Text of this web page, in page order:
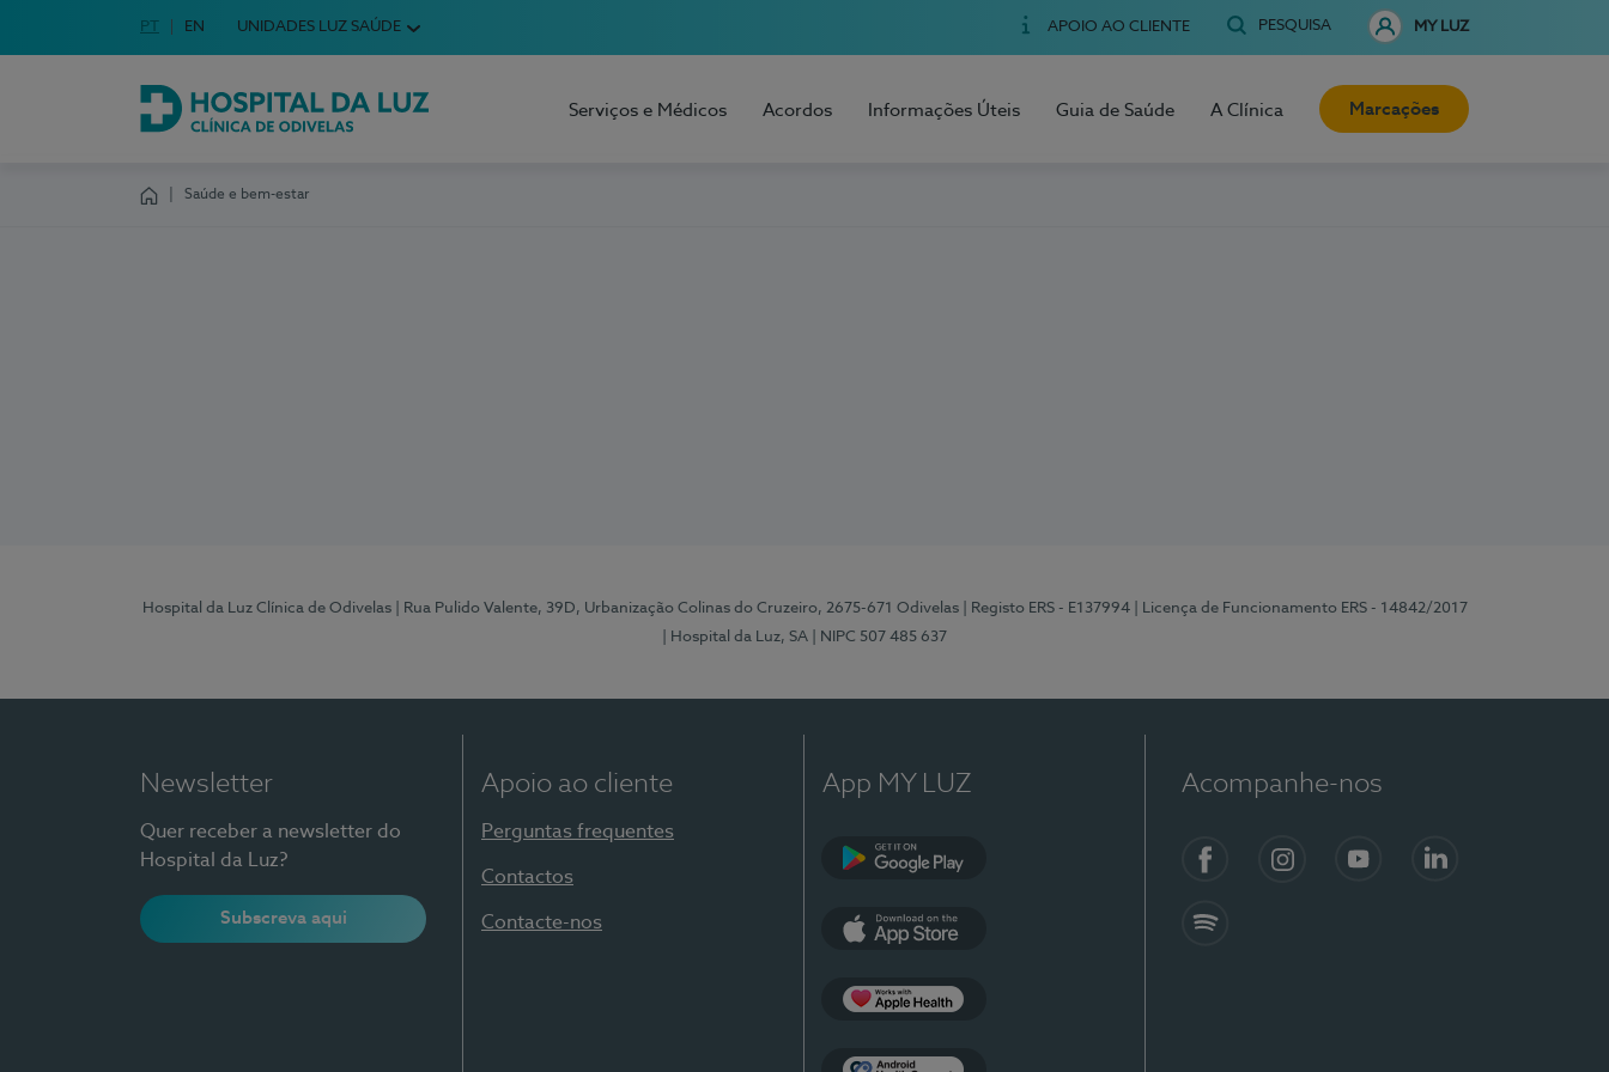
Escolha o seu idioma
Idioma em Português
PT English Language
EN UNIDADES LUZ SAÚDE APOIO AO CLIENTE PESQUISA MY LUZ
Hospital da Luz Clínica de Odivelas
Serviços e Médicos Acordos Informações Úteis Guia de Saúde A Clínica Marcações
Saúde e bem-estar
Hospital da Luz Clínica de Odivelas | Rua Pulido Valente, 39D, Urbanização Colinas do Cruzeiro, 2675-671 Odivelas | Registo ERS - E137994
| Licença de Funcionamento ERS - 14842/2017
| Hospital da Luz, SA
| NIPC 507 485 637
Newsletter
Quer receber a newsletter do
Hospital da Luz?
Subscreva aqui
Apoio ao cliente
Perguntas frequentes
Contactos
Contacte-nos
App MY LUZ Acompanhe-nos